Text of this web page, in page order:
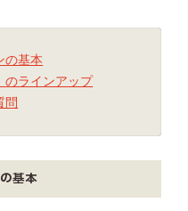
の基本
のラインアップ
問
基本